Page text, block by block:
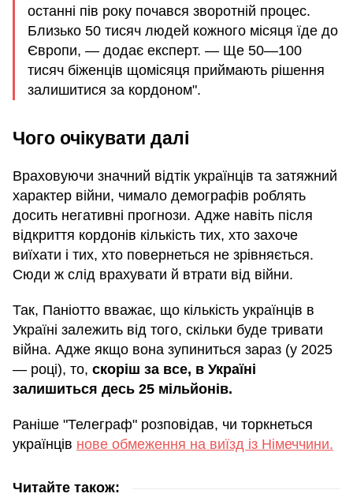
останні пів року почався зворотній процес.
Близько 50 тисяч людей кожного місяця їде до
Європи, — додає експерт. — Ще 50—100
тисяч біженців щомісяця приймають рішення
залишитися за кордоном".
Чого очікувати далі
Враховуючи значний відтік українців та затяжний
характер війни, чимало демографів роблять
досить негативні прогнози. Адже навіть після
відкриття кордонів кількість тих, хто захоче
виїхати і тих, хто повернеться не зрівняється.
Сюди ж слід врахувати й втрати від війни.
Так, Паніотто вважає, що кількість українців в
Україні залежить від того, скільки буде тривати
війна. Адже якщо вона зупиниться зараз (у 2025
— році), то, скоріш за все, в Україні
залишиться десь 25 мільйонів.
Раніше "Телеграф" розповідав, чи торкнеться
українців нове обмеження на виїзд із Німеччини.
Читайте також: